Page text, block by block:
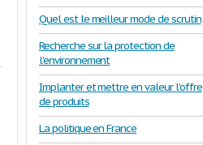
Quel est le meilleur mode de scrutin
Recherche sur la protection de
l'environnement
Implanter et mettre en valeur l’offre
de produits
La politique en France